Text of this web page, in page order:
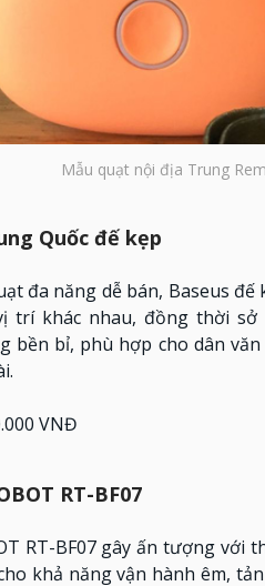
Mẫu quạt nội địa Trung
Quốc đế kẹp
đa năng dễ bán, Baseus
trí khác nhau, đồng thời
bền bỉ, phù hợp cho dân
VNĐ
RT-BF07
RT-BF07 gây ấn tượng
khả năng vận hành êm,